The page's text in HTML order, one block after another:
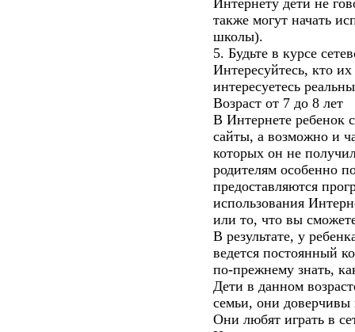
Интернету дети не
также могут начать
школы).
5. Будьте в курсе
Интересуйтесь, кто
интересуетесь
Возраст от 7 до 8 лет
В Интернете ребенок
сайты, а возможно и
которых он не
родителям особенно
предоставляются
использования
или то, что вы
В результате, у
ведется постоянный
по-прежнему знать,
Дети в данном
семьи, они доверчивы
Они любят играть в